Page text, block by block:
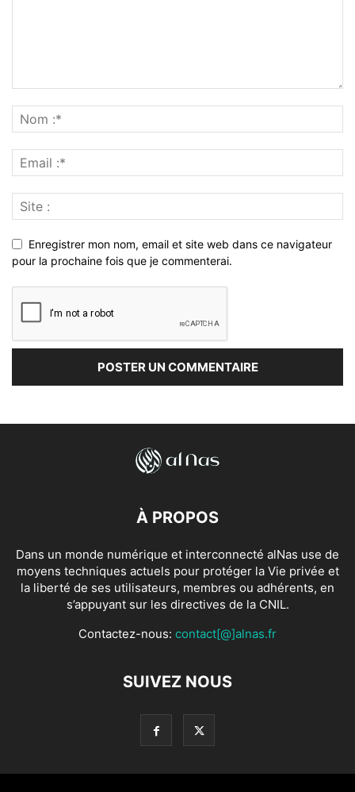
Enregistrer mon nom, email et site web dans ce navigateur
pour la prochaine fois que je commenterai.
À PROPOS
Dans un monde numérique et interconnecté alNas use de
moyens techniques actuels pour protéger la Vie privée et
la liberté de ses utilisateurs, membres ou adhérents, en
s’appuyant sur les directives de la CNIL.
Contactez-nous: contact[@]alnas.fr
SUIVEZ NOUS